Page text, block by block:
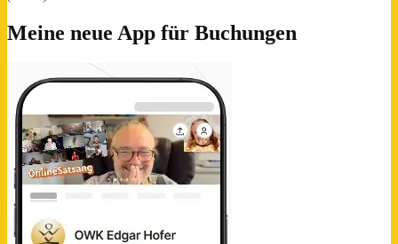
Meine neue App für Buchungen